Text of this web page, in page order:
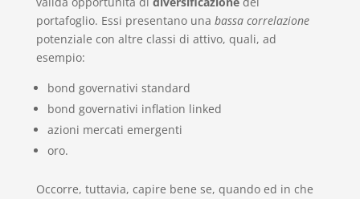
portafoglio. Essi presentano una bassa correlazione
potenziale con altre classi di attivo, quali, ad
esempio:
bond governativi standard
bond governativi inflation linked
azioni mercati emergenti
oro.
Occorre, tuttavia, capire bene se, quando ed in che